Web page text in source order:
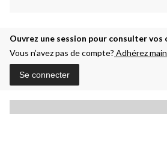
Ouvrez une session pour consulter vos
Vous n’avez pas de compte? Adhérez
Se connecter